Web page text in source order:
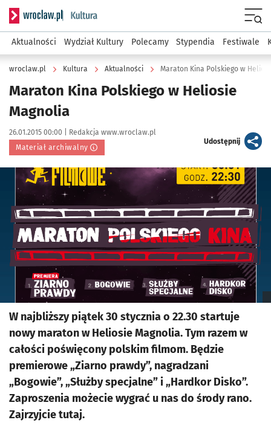
Serwis informacyjny wroclaw.pl podserwis: Kultura
Aktualności Wydział Kultury Polecamy Stypendia Festiwale
wroclaw.pl Kultura Aktualności Maraton Kina Polskiego w
Maraton Kina Polskiego w Heliosie
Magnolia
Data publikacji:
26.01.2015 00:00 | Autor:
Redakcja www.wroclaw.pl
Materiał archiwalny
Udostępnijartykuł
Kliknij, aby powiększyć
W najbliższy piątek 30 stycznia o 22.30 startuje
nowy maraton w Heliosie Magnolia. Tym razem w
całości poświęcony polskim filmom. Będzie
premierowe „Ziarno prawdy”, nagradzani
„Bogowie”, „Służby specjalne” i „Hardkor Disko”.
Zaproszenia możecie wygrać u nas do środy rano.
Zajrzyjcie tutaj.